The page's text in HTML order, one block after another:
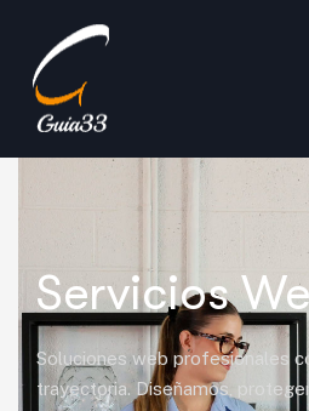
Servicios
Soluciones web profesionales
trayectoria. Diseñamos,